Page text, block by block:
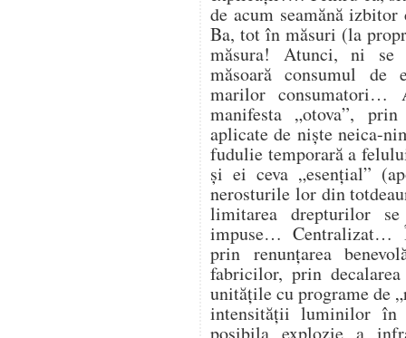
de acum seamănă
Ba, tot în măsuri (la
măsura! Atunci, ni se
măsoară consumul de
marilor consumatori…
manifesta „otova”,
aplicate de niște neica-
fudulie temporară a
și ei ceva „esențial”
nerosturile lor din
limitarea drepturilor
impuse… Centralizat…
prin renunțarea
fabricilor, prin
unitățile cu programe de
intensității luminilor în
posibila explozie a